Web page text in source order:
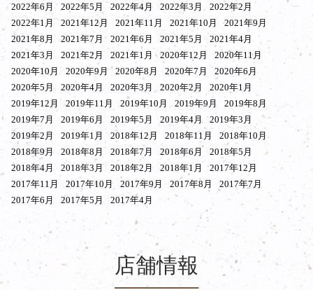
2022年6月
2022年5月 2022年4月 2022年3月
2022年2月
2022年1月
2021年12月 2021年11月 2021年10月
2021年9月
2021年8月
2021年7月 2021年6月 2021年5月
2021年4月
2021年3月
2021年2月 2021年1月 2020年12月
2020年11月
2020年10月
2020年9月 2020年8月 2020年7月
2020年6月
2020年5月
2020年4月 2020年3月 2020年2月
2020年1月
2019年12月
2019年11月 2019年10月 2019年9月
2019年8月
2019年7月
2019年6月 2019年5月 2019年4月
2019年3月
2019年2月
2019年1月 2018年12月 2018年11月
2018年10月
2018年9月
2018年8月 2018年7月 2018年6月
2018年5月
2018年4月
2018年3月 2018年2月 2018年1月
2017年12月
2017年11月
2017年10月 2017年9月 2017年8月
2017年7月
2017年6月
2017年5月 2017年4月
店舗情報